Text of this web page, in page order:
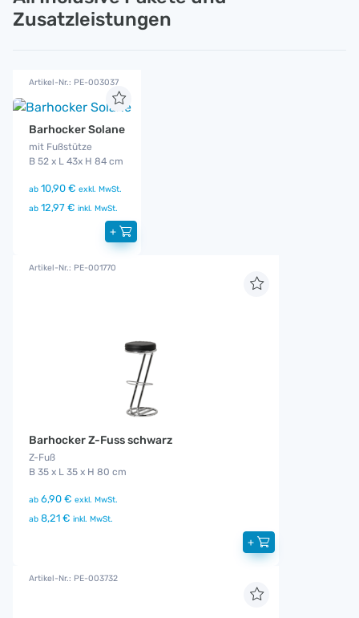
Zusatzleistungen
Artikel-Nr.: PE-003037
Barhocker Solane
mit Fußstütze
B 52 x L 43x H 84 cm
ab 10,90 € exkl. MwSt.
ab 12,97 € inkl. MwSt.
+
Artikel-Nr.: PE-001770
Barhocker Z-Fuss schwarz
Z-Fuß
B 35 x L 35 x H 80 cm
ab 6,90 € exkl. MwSt.
ab 8,21 € inkl. MwSt.
+
Artikel-Nr.: PE-003732